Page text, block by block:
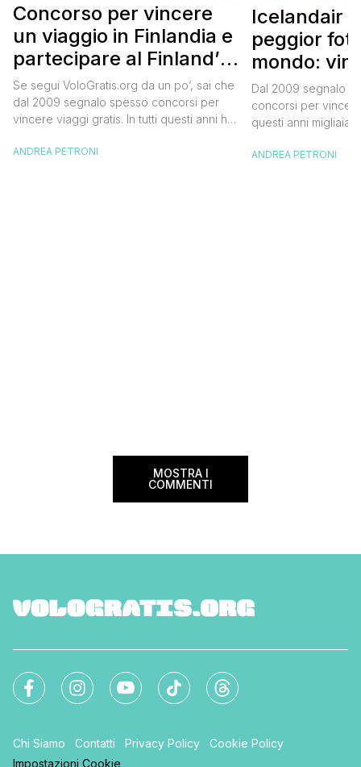
Concorso per vincere
un viaggio in Finlandia e
partecipare al Finland’s
Official Tasting
Se segui VoloGratis.org da un po’, sai che
dal 2009 segnalo spesso concorsi per
vincere viaggi gratis. In tutti questi anni ho
destinazioni incredibili grazie a queste
ANDREA PETRONI
Icelandair
peggior
mondo:
in Islanda
dollari
Dal 2009 segnalo
concorsi per
questi anni migliaia
segnalazioni
ANDREA PETRONI
MOSTRA I
COMMENTI
Chi Siamo Contatti Privacy Policy
Cookie Policy
Impostazioni Cookie